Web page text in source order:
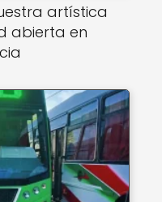
artística
abierta en